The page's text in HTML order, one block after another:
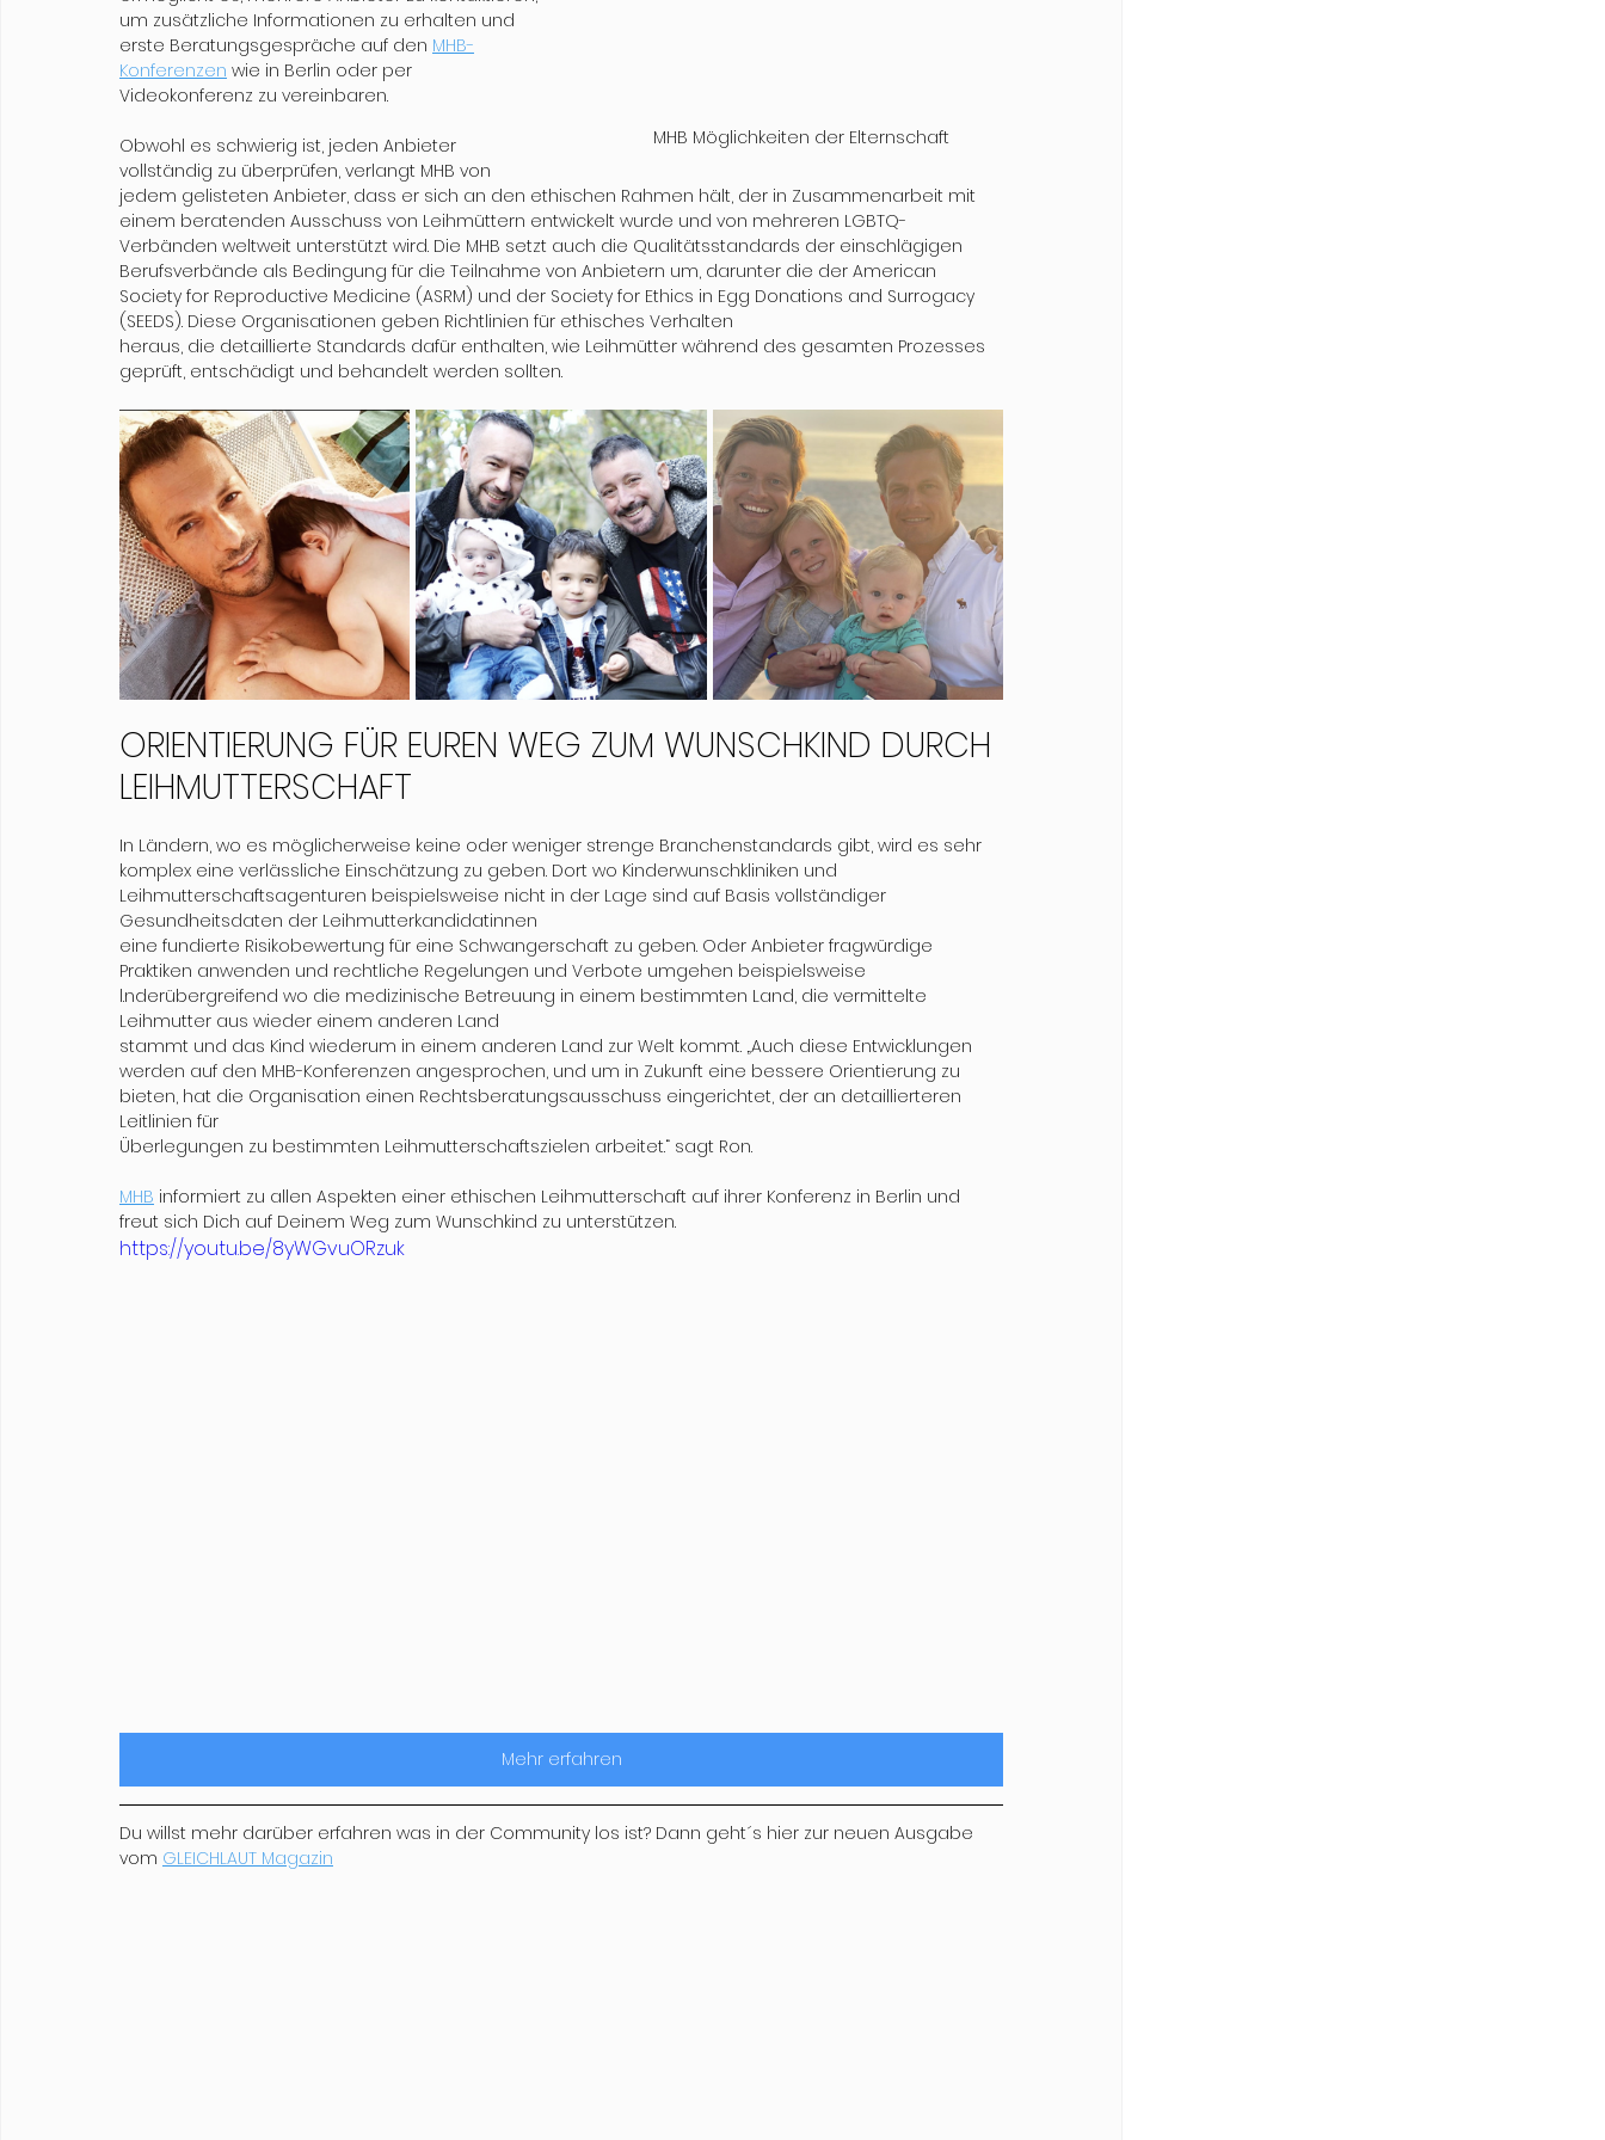
MHB Möglichkeiten der Elternschaft
um zusätzliche Informationen zu erhalten und
erste Beratungsgespräche auf den MHB-
Konferenzen wie in Berlin oder per
Videokonferenz zu vereinbaren.
Obwohl es schwierig ist, jeden Anbieter
vollständig zu überprüfen, verlangt MHB von
jedem gelisteten Anbieter, dass er sich an den ethischen Rahmen hält, der in Zusammenarbeit mit
einem beratenden Ausschuss von Leihmüttern entwickelt wurde und von mehreren LGBTQ-
Verbänden weltweit unterstützt wird. Die MHB setzt auch die Qualitätsstandards der einschlägigen
Berufsverbände als Bedingung für die Teilnahme von Anbietern um, darunter die der American
Society for Reproductive Medicine (ASRM) und der Society for Ethics in Egg Donations and Surrogacy
(SEEDS). Diese Organisationen geben Richtlinien für ethisches Verhalten
heraus, die detaillierte Standards dafür enthalten, wie Leihmütter während des gesamten Prozesses
geprüft, entschädigt und behandelt werden sollten.
ORIENTIERUNG FÜR EUREN WEG ZUM WUNSCHKIND DURCH
LEIHMUTTERSCHAFT
In Ländern, wo es möglicherweise keine oder weniger strenge Branchenstandards gibt, wird es sehr
komplex eine verlässliche Einschätzung zu geben. Dort wo Kinderwunschkliniken und
Leihmutterschaftsagenturen beispielsweise nicht in der Lage sind auf Basis vollständiger
Gesundheitsdaten der Leihmutterkandidatinnen
eine fundierte Risikobewertung für eine Schwangerschaft zu geben. Oder Anbieter fragwürdige
Praktiken anwenden und rechtliche Regelungen und Verbote umgehen beispielsweise
l.nderübergreifend wo die medizinische Betreuung in einem bestimmten Land, die vermittelte
Leihmutter aus wieder einem anderen Land
stammt und das Kind wiederum in einem anderen Land zur Welt kommt. „Auch diese Entwicklungen
werden auf den MHB-Konferenzen angesprochen, und um in Zukunft eine bessere Orientierung zu
bieten, hat die Organisation einen Rechtsberatungsausschuss eingerichtet, der an detaillierteren
Leitlinien für
Überlegungen zu bestimmten Leihmutterschaftszielen arbeitet.“ sagt Ron.
MHB informiert zu allen Aspekten einer ethischen Leihmutterschaft auf ihrer Konferenz in Berlin und
freut sich Dich auf Deinem Weg zum Wunschkind zu unterstützen.
https://youtu.be/8yWGvuORzuk
Mehr erfahren
Du willst mehr darüber erfahren was in der Community los ist? Dann geht´s hier zur neuen Ausgabe
vom GLEICHLAUT Magazin